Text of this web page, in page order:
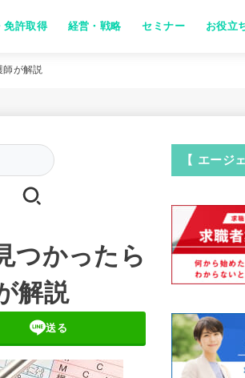
免許取得 経営・戦略 セミナー お役立
師が解説
つかったら
解説
送る
【 エージ